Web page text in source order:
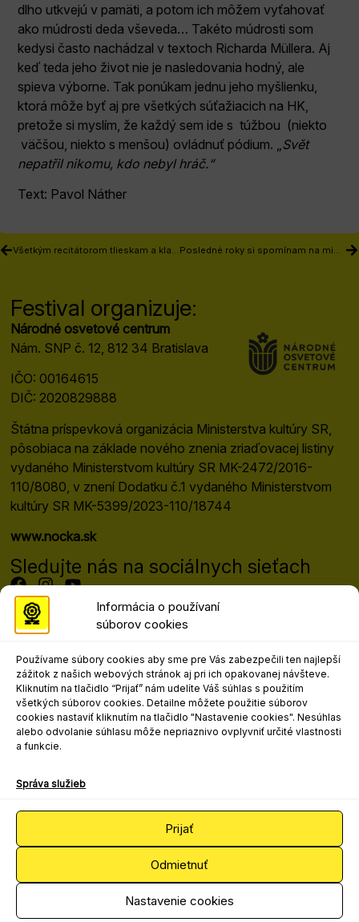
Informácia o používaní
súborov cookies
Používame súbory cookies aby sme pre Vás zabezpečili ten najlepší
zážitok z našich webových stránok aj pri ich opakovanej návšteve.
Kliknutím na tlačidlo “Prijať” nám udelíte Váš súhlas s použitím
všetkých súborov cookies. Detailne môžete použitie súborov
cookies nastaviť kliknutím na tlačidlo "Nastavenie cookies". Nesúhlas
alebo odvolanie súhlasu môže nepriaznivo ovplyvniť určité vlastnosti
a funkcie.
Správa služieb
Prijať
Odmietnuť
Nastavenie cookies
dlho utkvejú v pamäti, a potom ich môžem vyťahovať
ako múdrosti deda vševeda… Takéto múdrosti som
kedysi často nachádzal v textoch Richarda Müllera. Aj
keď teda jeho život nie je nasledovania hodný, ale
spieva výborne. Tak ponúkam jednu jeho myšlienku,
ktorá môže byť aj pre všetkých súťažiacich na HK,
pretože si myslím, že každý sem ide s túžbou (niekto
väčšou, niekto s menšou) ovládnuť pódium. „ Svět
nepatřil nikomu, kdo nebyl hráč.“
Text: Pavol Náther
Všetkým recitátorom tlieskam a klaniam sa! Posledné roky si spomínam na minulé dýchania
Festival organizuje:
Národné osvetové centrum
Nám. SNP č. 12, 812 34 Bratislava
IČO: 00164615
DIČ: 2020829888
Štátna príspevková organizácia Ministerstva kultúry SR,
pôsobiaca na základe nového znenia zriaďovacej listiny
vydaného Ministerstvom kultúry SR MK-2472/2016-
110/8080, v znení Dodatku č.1 vydaného Ministerstvom
kultúry SR MK-5399/2023-110/18744
www.nocka.sk
Sledujte nás na sociálnych sieťach
Programový riaditeľ festivalu
matej.mosko@nocka.sk
+421 908 303 617
Kontakt pre marketing, propagáciu a
médiá
ludovit.andrejo@nocka.sk
+421 2 204 71 240
+421 908 080 502
2025 © Národné osvetové centrum
Spracúvanie osobných údajov
Všeobecné podmienky súťaží